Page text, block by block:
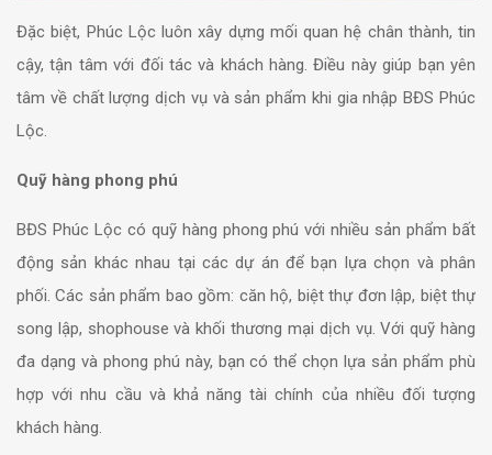
Đặc biệt, Phúc Lộc luôn xây dựng mối quan hệ chân thành, tin
cậy, tận tâm với đối tác và khách hàng. Điều này giúp bạn yên
tâm về chất lượng dịch vụ và sản phẩm khi gia nhập BĐS Phúc
Lộc.
Quỹ hàng phong phú
BĐS Phúc Lộc có quỹ hàng phong phú với nhiều sản phẩm bất
động sản khác nhau tại các dự án để bạn lựa chọn và phân
phối. Các sản phẩm bao gồm: căn hộ, biệt thự đơn lập, biệt thự
song lập, shophouse và khối thương mại dịch vụ.Với quỹ hàng
đa dạng và phong phú này, bạn có thể chọn lựa sản phẩm phù
hợp với nhu cầu và khả năng tài chính của nhiều đối tượng
khách hàng.